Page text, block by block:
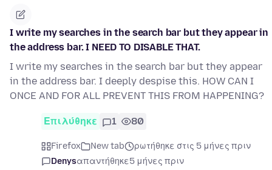
I write my searches in the search bar but they appear in
the address bar. I NEED TO DISABLE THAT.
I write my searches in the search bar but they appear
in the address bar. I deeply despise this. HOW CAN I
ONCE AND FOR ALL PREVENT THIS FROM HAPPENING?
Επιλύθηκε 1 80
Firefox New tab
ρωτήθηκε στις 5 μήνες πριν
Denysαπαντήθηκε5 μήνες πριν